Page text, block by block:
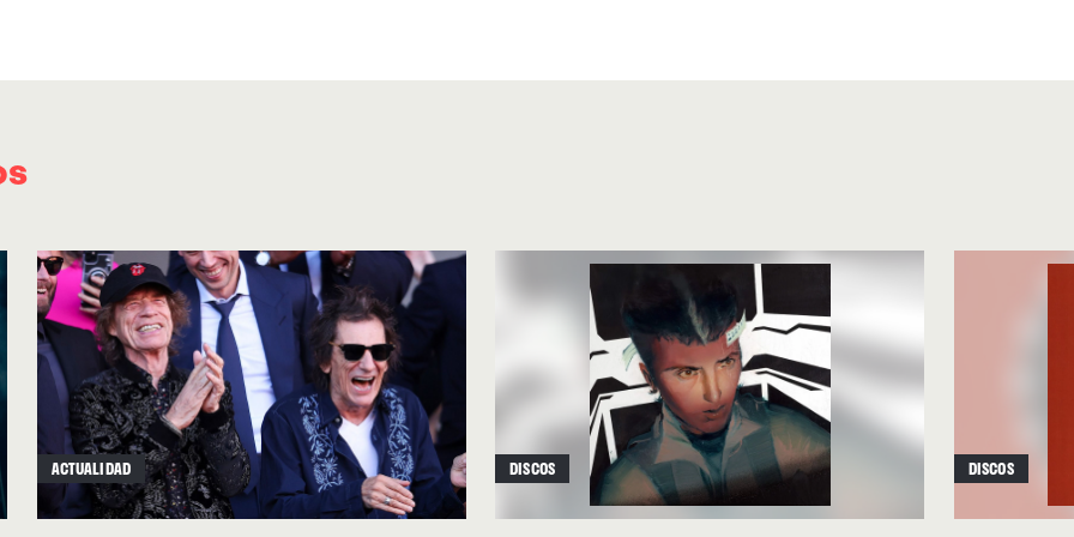
techno blues de“Going To Heaven”a la magnética tersura del electro pop de
tinte latino, medio fronterizo, de “Better Days”, pasando por las notas de
góspel que introduce el Compton Kidz Club Choir en“LA Hex”y en “My
Girls My Girls”, la impresionante balada, “Blank”
, en la que una Mosshart
imperial irrumpe en modocrooner solo con un piano y una caja de ritmos,
el herrumbroso traqueteoboom bap de una“Love And Tenderness”
que los
acerca más que nunca a Tom Waits o la amenazante “Wasterpiece”, uno de
ACTUALIDAD DISCOS DISCOS